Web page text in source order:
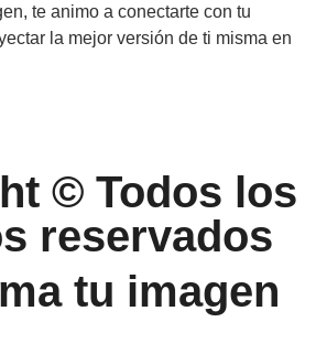
te animo a conectarte con tu
la mejor versión de ti misma en
© Todos los
reservados
tu imagen